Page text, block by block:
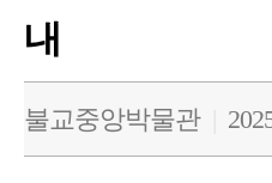
내
불교중앙박물관